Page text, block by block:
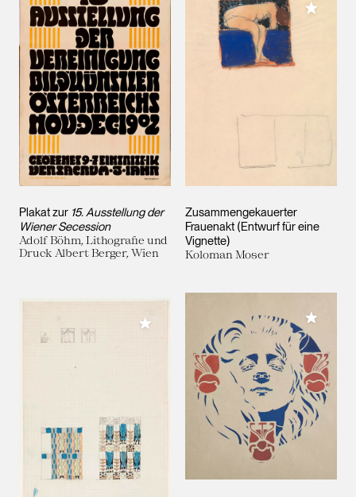
Plakat zur 15. Ausstellung der
Wiener Secession
Adolf Böhm, Lithografie und
Druck Albert Berger, Wien
Zusammengekauerter
Frauenakt (Entwurf für eine
Vignette)
Koloman Moser
Meiner
Meiner Sammlung hinzufügen Meiner